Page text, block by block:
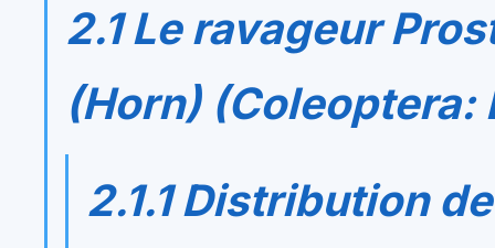
2.1 Le ravageur
(Horn)
2.1.1 Distribution